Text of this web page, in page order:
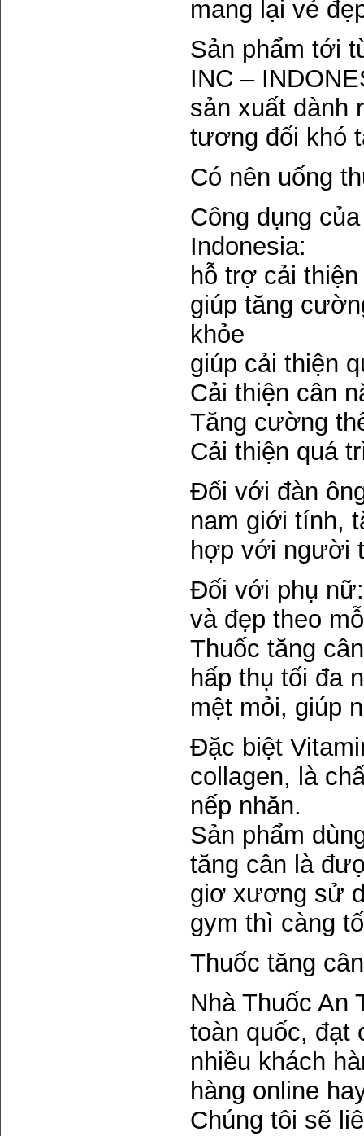
mang lại vẻ
Sản phẩm tới
INC –
sản xuất dành
tương đối khó
Có nên uống
Công dụng
Indonesia:
hỗ trợ cải
giúp tăng
khỏe
giúp cải thiện
Cải thiện cân
Tăng cường
Cải thiện quá
Đối với đàn
nam giới tính,
hợp với người
Đối với phụ
và đẹp theo
Thuốc tăng
hấp thụ tối đa
mệt mỏi, giúp
Đặc biệt
collagen, là
nếp nhăn.
Sản phẩm
tăng cân là
giơ xương sử
gym thì càng
Thuốc tăng
Nhà Thuốc An
toàn quốc, đạt
nhiều khách
hàng online
Chúng tôi sẽ